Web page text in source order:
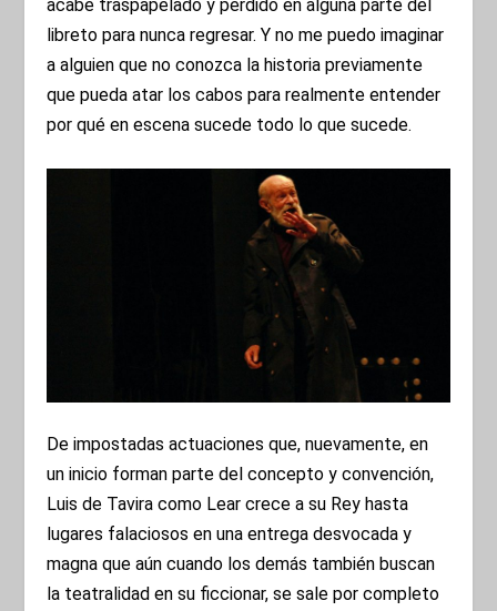
acabe traspapelado y perdido en alguna parte del
libreto para nunca regresar. Y no me puedo imaginar
a alguien que no conozca la historia previamente
que pueda atar los cabos para realmente entender
por qué en escena sucede todo lo que sucede.
De impostadas actuaciones que, nuevamente, en
un inicio forman parte del concepto y convención,
Luis de Tavira como Lear crece a su Rey hasta
lugares falaciosos en una entrega desvocada y
magna que aún cuando los demás también buscan
la teatralidad en su ficcionar, se sale por completo